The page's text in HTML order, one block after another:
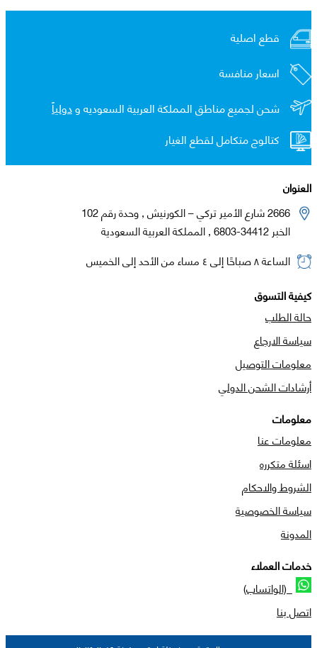
قطع اصلية
اسعار منافسة
شحن لجميع مناطق المملكة العربية السعوديه ودولياً
كتالوج متكامل لقطع الغيار
العنوان
2666 شارع الأمير تركي – الكورنيش , وحدة رقم 102
الخبر 34412-6803 , المملكة العربية السعودية
الساعة ٨ صباحًا إلى ٤ مساء من الأحد إلى الخميس
كيفية التسوق
حالة الطلب
سياسة الارجاع
معلومات التوصيل
أرشادات الشحن الدولي
معلومات
معلومات عنا
اسئلة متكرره
الشروط والاحكام
سياسة الخصوصية
المدونة
خدمات العملاء
(الواتساب)
اتصل بنا